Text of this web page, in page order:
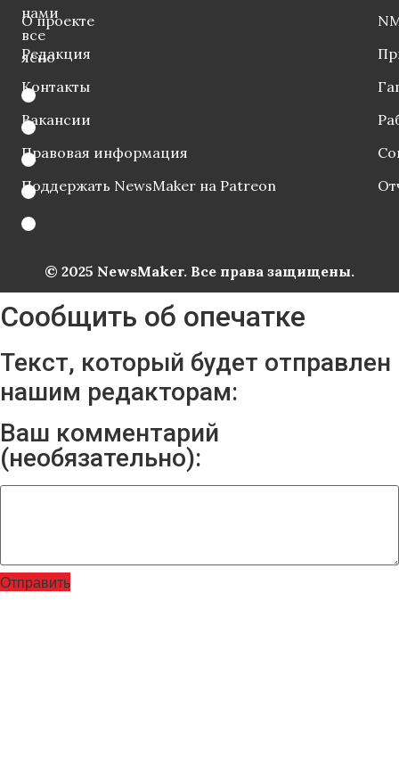
нами
все
ясно
О проекте
Редакция
Контакты
Вакансии
Правовая информация
Поддержать NewsMaker на Patreon
© 2025 NewsMaker. Все права защищены.
Сообщить об опечатке
Текст, который будет отправлен
нашим редакторам:
Ваш комментарий
(необязательно):
Отправить